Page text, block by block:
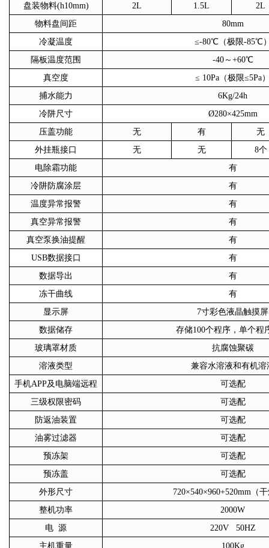
盘装物料(h10mm) 2L 1.5L
2L
物料盘间距
80mm
冷凝温度
≤-80℃（极限-85℃
隔板温度范围
-40～+60℃
真空度
≤ 10Pa（极限≤5Pa
捕水能力
6Kg/24h
冷阱尺寸
Ø280×425mm
压盖功能
无 有
无
外挂瓶接口
无 无
8个
电除霜功能
有
冷阱防腐涂层
有
温度异常报警
有
真空异常报警
有
真空泵换油提醒
有
USB数据接口
有
数据导出
有
冻干曲线
有
显示屏
7寸彩色液晶触摸屏
数据储存
存储100个程序，单个程
玻璃罩材质
抗腐蚀聚碳
溶液类型
兼容水溶液和有机溶
手机APP及电脑端远程
可选配
三级权限密码
可选配
防返油装置
可选配
油雾过滤器
可选配
预冻架
可选配
预冻盖
可选配
外形尺寸
720×540×960+520mm（
整机功率
2000W
电 源
220V 50HZ
主机重量
100Kg